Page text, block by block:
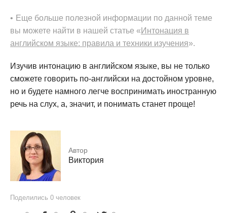
Еще больше полезной информации по данной теме
вы можете найти в нашей статье «Интонация в
английском языке: правила и техники изучения».
Изучив интонацию в английском языке, вы не только
сможете говорить по-английски на достойном уровне,
но и будете намного легче воспринимать иностранную
речь на слух, а, значит, и понимать станет проще!
Автор
Виктория
Поделились 0 человек